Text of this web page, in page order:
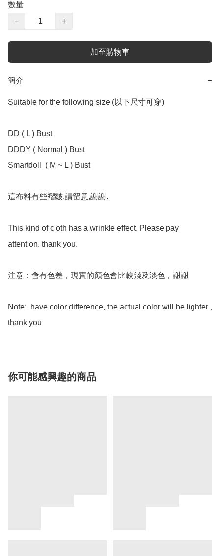
數量
−
+
加至購物車
簡介 −
Suitable for the following size (以下尺寸可穿)
DD ( L ) Bust
DDDY ( Normal ) Bust
Smartdoll  ( M ~ L ) Bust
這布料有些褶皺,請留意,謝謝.
This kind of cloth has a wrinkle effect. Please pay
attention, thank you.
注意：會有色差，現實的顏色會比較淺及淡色，謝謝
Note:  have color difference, the actual color will be lighter ,
thank you
你可能感興趣的商品